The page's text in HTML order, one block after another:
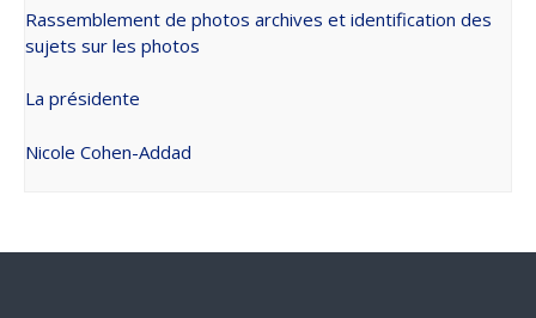
Rassemblement de photos archives et identification des
sujets sur les photos
La présidente
Nicole Cohen-Addad